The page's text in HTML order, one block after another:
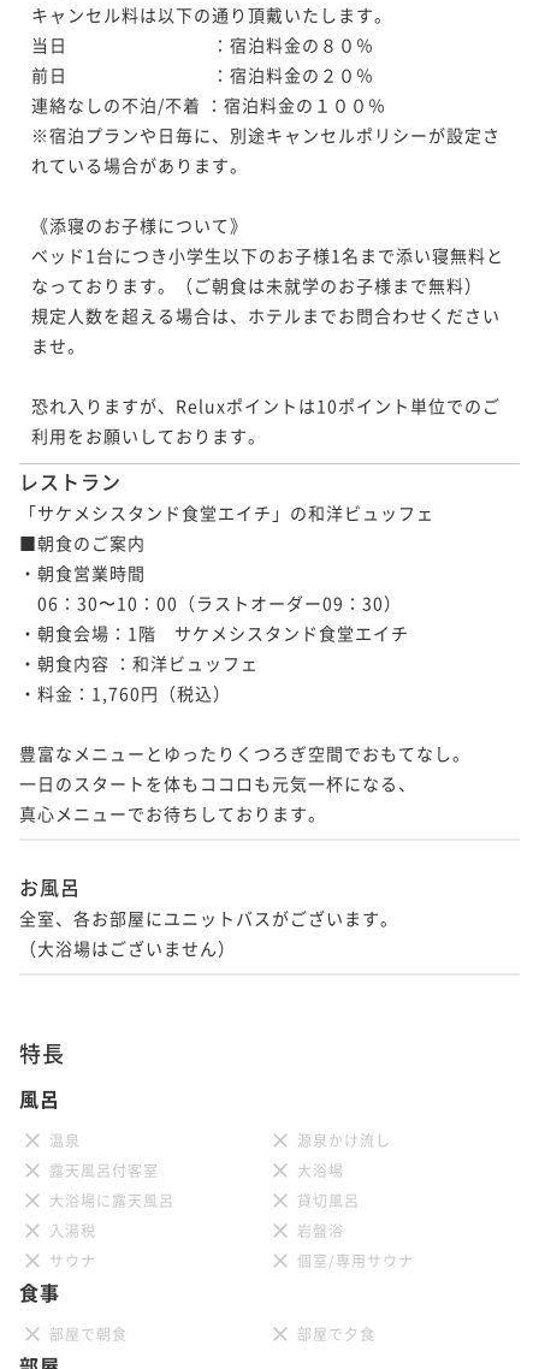
キャンセル料は以下の通り頂戴いたします。
当日　　　　　　　　：宿泊料金の８０％
前日　　　　　　　　：宿泊料金の２０％
連絡なしの不泊/不着 ：宿泊料金の１００％
※宿泊プランや日毎に、別途キャンセルポリシーが設定さ
れている場合があります。
《添寝のお子様について》
ベッド1台につき小学生以下のお子様1名まで添い寝無料と
なっております。（ご朝食は未就学のお子様まで無料）
規定人数を超える場合は、ホテルまでお問合わせください
ませ。
恐れ入りますが、Reluxポイントは10ポイント単位でのご
利用をお願いしております。
レストラン
「サケメシスタンド食堂エイチ」の和洋ビュッフェ
■朝食のご案内
・朝食営業時間
06：30〜10：00（ラストオーダー09：30）
・朝食会場：1階　サケメシスタンド食堂エイチ
・朝食内容 ：和洋ビュッフェ
・料金：1,760円（税込）
豊富なメニューとゆったりくつろぎ空間でおもてなし。
一日のスタートを体もココロも元気一杯になる、
お風呂
全室、各お部屋にユニットバスがございます。
（大浴場はございません）
特長
風呂
温泉
源泉かけ流し
露天風呂付客室
大浴場
大浴場に露天風呂
貸切風呂
入湯税
岩盤浴
サウナ
個室/専用サウナ
食事
部屋で朝食 部屋で夕食